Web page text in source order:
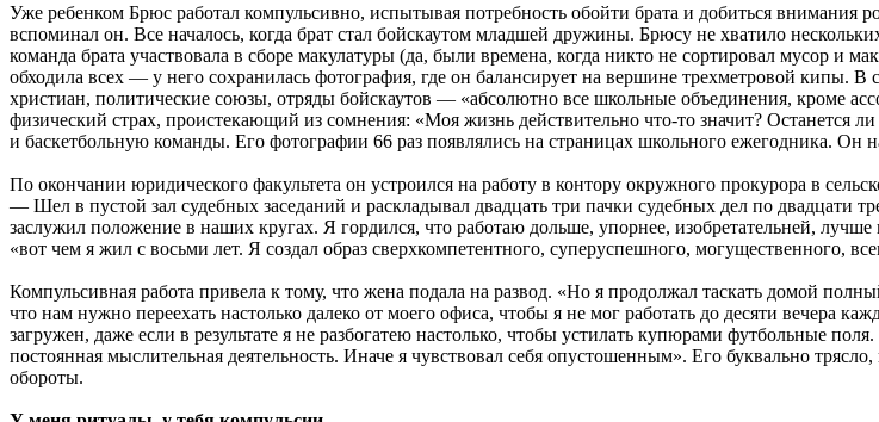
Уже ребенком Брюс работал компульсивно, испытывая потребность обойти брата и добиться
вспоминал он. Все началось, когда брат стал бойскаутом младшей дружины. Брюсу не хватило
команда брата участвовала в сборе макулатуры (да, были времена, когда никто не сортировал мусор и
обходила всех — у него сохранилась фотография, где он балансирует на вершине трехметровой
христиан, политические союзы, отряды бойскаутов — «абсолютно все школьные объединения, кроме
физический страх, проистекающий из сомнения: «Моя жизнь действительно что-то значит? Останется
и баскетбольную команды. Его фотографии 66 раз появлялись на страницах школьного ежегодника. Он
По окончании юридического факультета он устроился на работу в контору окружного прокурора в
— Шел в пустой зал судебных заседаний и раскладывал двадцать три пачки судебных дел по двадцати
заслужил положение в наших кругах. Я гордился, что работаю дольше, упорнее, изобретательней,
«вот чем я жил с восьми лет. Я создал образ сверхкомпетентного, суперуспешного, могущественного,
Компульсивная работа привела к тому, что жена подала на развод. «Но я продолжал таскать домой
что нам нужно переехать настолько далеко от моего офиса, чтобы я не мог работать до десяти вечера
загружен, даже если в результате я не разбогатею настолько, чтобы устилать купюрами футбольные
постоянная мыслительная деятельность. Иначе я чувствовал себя опустошенным». Его буквально
обороты.